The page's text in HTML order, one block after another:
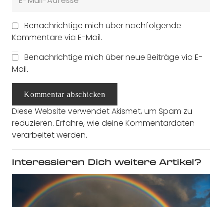
Benachrichtige mich über nachfolgende
Kommentare via E-Mail.
Benachrichtige mich über neue Beiträge via E-
Mail.
Kommentar abschicken
Diese Website verwendet Akismet, um Spam zu
reduzieren. Erfahre, wie deine Kommentardaten
verarbeitet werden.
Interessieren Dich weitere Artikel?